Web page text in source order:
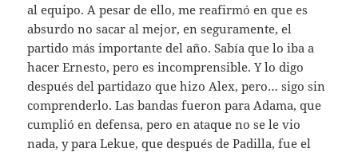
al equipo. A pesar de ello, me reafirmó en que es
absurdo no sacar al mejor, en seguramente, el
partido más importante del año. Sabía que lo iba a
hacer Ernesto, pero es incomprensible. Y lo digo
después del partidazo que hizo Alex, pero… sigo sin
comprenderlo. Las bandas fueron para Adama, que
cumplió en defensa, pero en ataque no se le vio
nada, y para Lekue, que después de Padilla, fue el